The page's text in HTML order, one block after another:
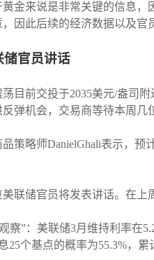
金来说是非常关键的信息
因此后续的经济数据以及官
储官员讲话
目前交投于2035美元/盎司
弹机会，交易商等待本周几
策略师DanielGhali表示，
联储官员将发表讲话。在上
察”：美联储3月维持利率在
25个基点的概率为55.3%，累